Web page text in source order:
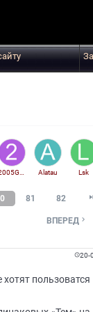
Alatau Lsk
81 82
ВПЕРЕД 
20-
хотят пользоватся